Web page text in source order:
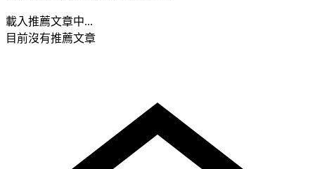
載入推薦文章中...
目前沒有推薦文章